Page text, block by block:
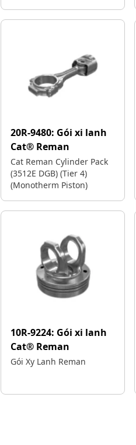
20R-9480: Gói xi lanh
Cat® Reman
Cat Reman Cylinder Pack
(3512E DGB) (Tier 4)
(Monotherm Piston)
10R-9224: Gói xi lanh
Cat® Reman
Gói Xy Lanh Reman